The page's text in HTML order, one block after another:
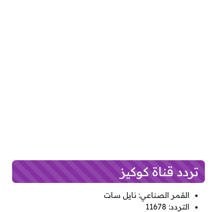
تردد قناة كوكيز
القمر الصناعي: نايل سات
التردد: 11678